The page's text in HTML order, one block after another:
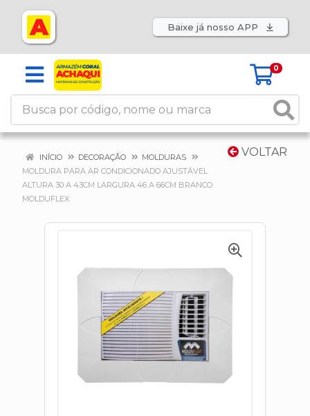
Baixe já nosso APP
0
VOLTAR
INÍCIO DECORAÇÃO
MOLDURAS
MOLDURA PARA AR CONDICIONADO AJUSTÁVEL
ALTURA 30 A 43CM LARGURA 46 A 66CM BRANCO
MOLDUFLEX